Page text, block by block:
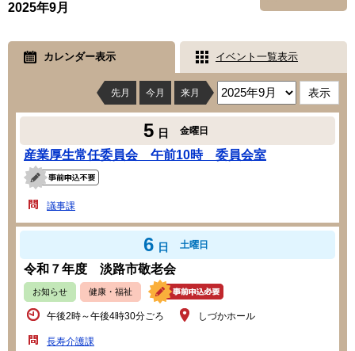
2025年9月
カレンダー表示 イベント一覧表示
先月 今月 来月
5 日 金曜日
産業厚生常任委員会 午前10時 委員会室
議事課
6 日 土曜日
令和７年度 淡路市敬老会
お知らせ 健康・福祉
午後2時～午後4時30分ごろ しづかホール
長寿介護課